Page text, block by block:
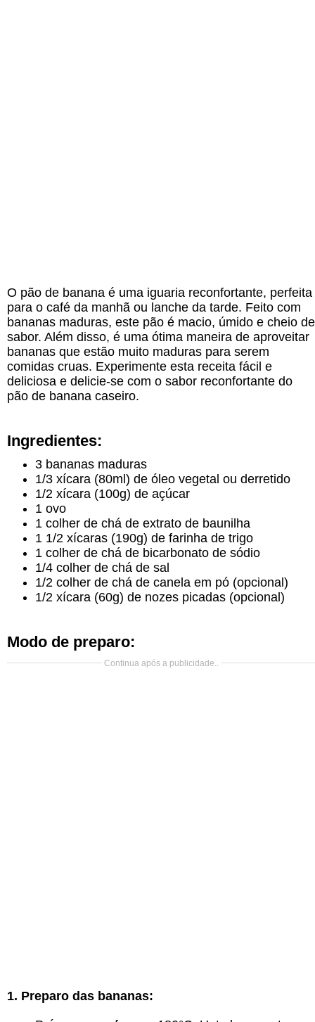
O pão de banana é uma iguaria reconfortante, perfeita
para o café da manhã ou lanche da tarde. Feito com
bananas maduras, este pão é macio, úmido e cheio de
sabor. Além disso, é uma ótima maneira de aproveitar
bananas que estão muito maduras para serem
comidas cruas. Experimente esta receita fácil e
deliciosa e delicie-se com o sabor reconfortante do
pão de banana caseiro.
Ingredientes:
3 bananas maduras
1/3 xícara (80ml) de óleo vegetal ou derretido
1/2 xícara (100g) de açúcar
1 ovo
1 colher de chá de extrato de baunilha
1 1/2 xícaras (190g) de farinha de trigo
1 colher de chá de bicarbonato de sódio
1/4 colher de chá de sal
1/2 colher de chá de canela em pó (opcional)
1/2 xícara (60g) de nozes picadas (opcional)
Modo de preparo:
Continua após a publicidade..
1. Preparo das bananas: